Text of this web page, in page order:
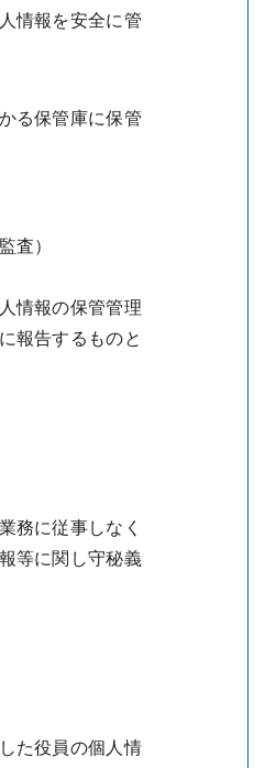
情報を安全に管
る保管庫に保管
査）
情報の保管管理
報告するものと
務に従事しなく
等に関し守秘義
た役員の個人情